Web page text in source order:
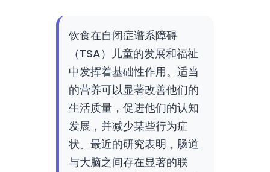
饮食在自闭症谱系障碍
（TSA）儿童的发展和福祉
中发挥着基础性作用。适当
的营养可以显著改善他们的
生活质量，促进他们的认知
发展，并减少某些行为症
状。最近的研究表明，肠道
与大脑之间存在显著的联